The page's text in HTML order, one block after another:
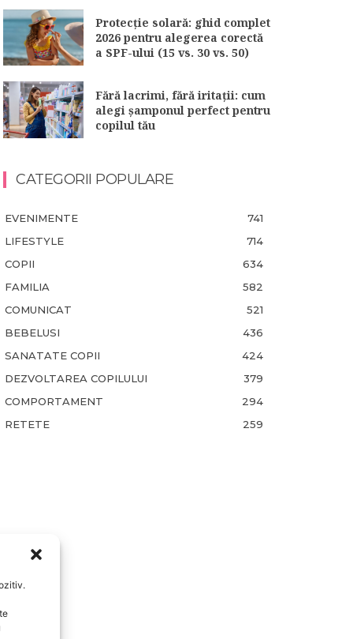
Protecție solară: ghid complet
2026 pentru alegerea corectă
a SPF-ului (15 vs. 30 vs. 50)
Fără lacrimi, fără iritații: cum
alegi șamponul perfect pentru
copilul tău
CATEGORII POPULARE
EVENIMENTE
741
LIFESTYLE
714
COPII
634
FAMILIA
582
COMUNICAT
521
BEBELUSI
436
SANATATE COPII
424
DEZVOLTAREA COPILULUI
379
COMPORTAMENT
294
RETETE
259